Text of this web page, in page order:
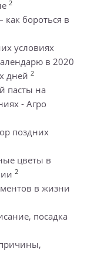
2
бороться в
условиях
в 2020
дней 2
пасты на
- Агро
поздних
цветы в
2
в жизни
посадка